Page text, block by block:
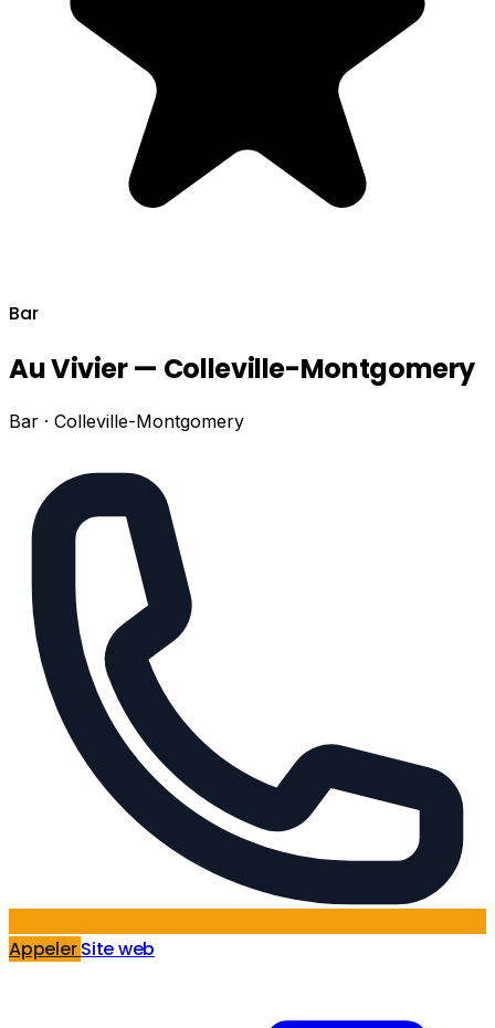
Bar
Au Vivier — Colleville-Montgomery
Bar · Colleville-Montgomery
AppelerSite web